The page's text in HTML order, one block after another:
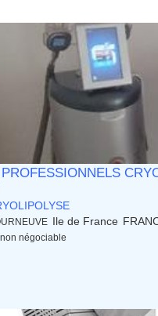
- Espagne -
Calais - Belgique -
de Monaco
Cote d'Azur -
Ile de France
non négociable